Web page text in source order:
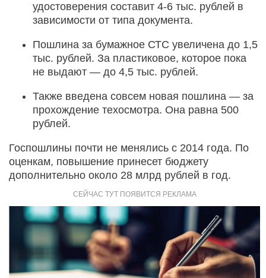
удостоверения составит 4-6 тыс. рублей в
зависимости от типа документа.
Пошлина за бумажное СТС увеличена до 1,5
тыс. рублей. За пластиковое, которое пока
не выдают — до 4,5 тыс. рублей.
Также введена совсем новая пошлина — за
прохождение техосмотра. Она равна 500
рублей.
Госпошлины почти не менялись с 2014 года. По
оценкам, повышение принесет бюджету
дополнительно около 28 млрд рублей в год.